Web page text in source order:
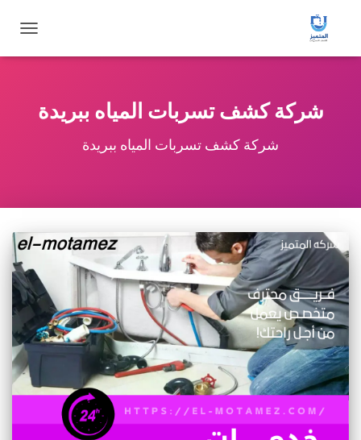
التنقل
شركة كشف تسربات المياه ببريدة
شركة كشف تسربات المياه ببريدة